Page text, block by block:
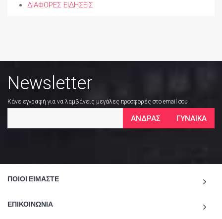
ΔΙΑΦΟΡΕΣ ΕΙΔΗΣΕΙΣ
Newsletter
Κάνε εγγραφή για να λαμβάνεις μεγάλες προσφορές στο email σου
ΑΝΔΡΑΣ ΓΥΝΑΙΚΑ
ΠΟΙΟΙ ΕΙΜΑΣΤΕ
ΕΠΙΚΟΙΝΩΝΙΑ